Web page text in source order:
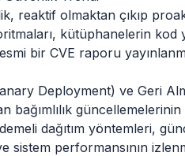
reaktif olmaktan çıkıp
kütüphanelerin kod
bir CVE raporu
Deployment) ve Geri
bağımlılık
dağıtım yöntemleri,
sistem performansının